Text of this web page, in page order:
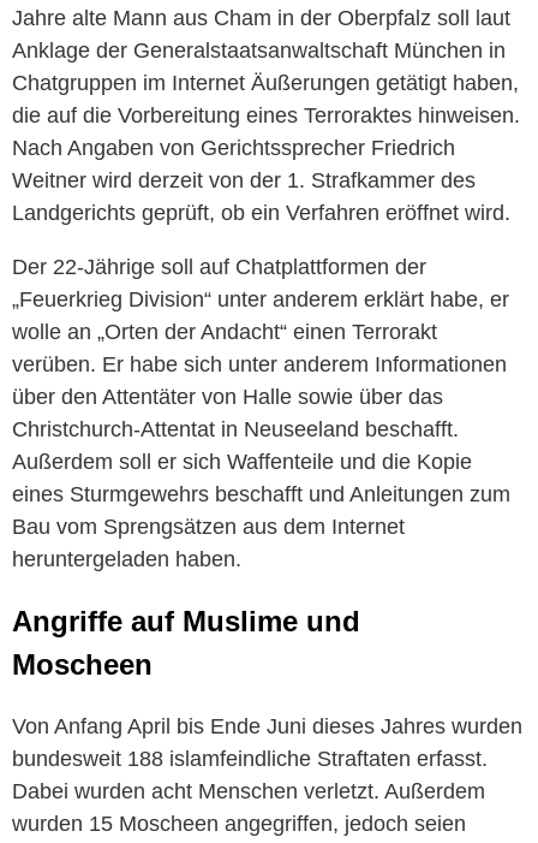
Jahre alte Mann aus Cham in der Oberpfalz soll laut
Anklage der Generalstaatsanwaltschaft München in
Chatgruppen im Internet Äußerungen getätigt haben,
die auf die Vorbereitung eines Terroraktes hinweisen.
Nach Angaben von Gerichtssprecher Friedrich
Weitner wird derzeit von der 1. Strafkammer des
Landgerichts geprüft, ob ein Verfahren eröffnet wird.
Der 22-Jährige soll auf Chatplattformen der
„Feuerkrieg Division“ unter anderem erklärt habe, er
wolle an „Orten der Andacht“ einen Terrorakt
verüben. Er habe sich unter anderem Informationen
über den Attentäter von Halle sowie über das
Christchurch-Attentat in Neuseeland beschafft.
Außerdem soll er sich Waffenteile und die Kopie
eines Sturmgewehrs beschafft und Anleitungen zum
Bau vom Sprengsätzen aus dem Internet
heruntergeladen haben.
Angriffe auf Muslime und
Moscheen
Von Anfang April bis Ende Juni dieses Jahres wurden
bundesweit 188 islamfeindliche Straftaten erfasst.
Dabei wurden acht Menschen verletzt. Außerdem
wurden 15 Moscheen angegriffen, jedoch seien